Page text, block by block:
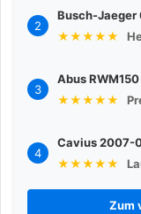
2
Busch-
★★★★★
3
Abus RWM150
★★★★★
4
Cavius 2007-
★★★★★
Zum